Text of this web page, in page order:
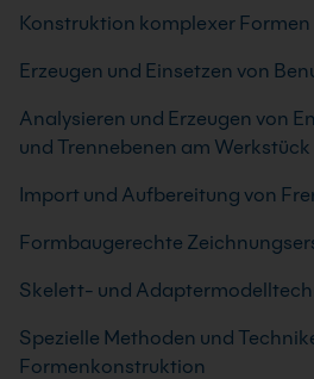
Konstruktion komplexer Formen
Erzeugen und Einsetzen von
Analysieren und Erzeugen von
und Trennebenen am Werkstück
Import und Aufbereitung von
Formbaugerechte
Skelett- und
Spezielle Methoden und
Formenkonstruktion